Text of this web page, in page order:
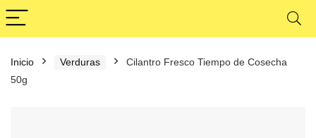
Inicio Verduras
Cilantro Fresco Tiempo de Cosecha
50g